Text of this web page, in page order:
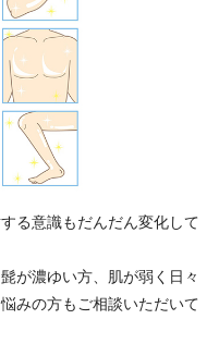
る意識もだんだん変化して
が濃ゆい方、肌が弱く日々
みの方もご相談いただいて